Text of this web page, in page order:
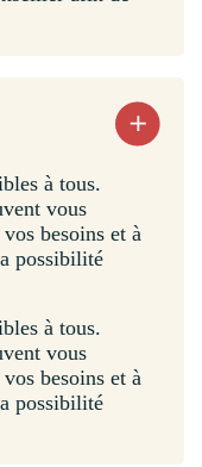
à tous.
vous
besoins et à
possibilité
à tous.
vous
besoins et à
possibilité